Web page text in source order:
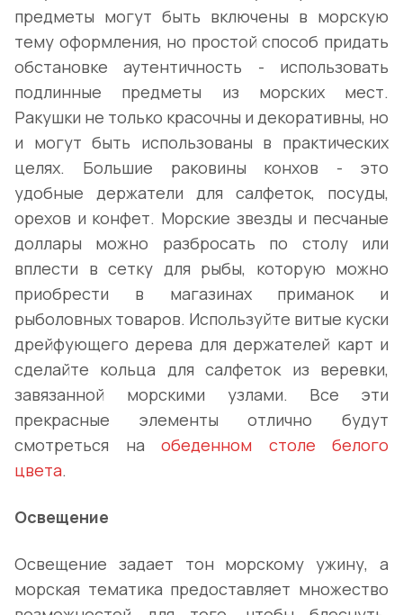
предметы могут быть включены в морскую
тему оформления, но простой способ придать
обстановке аутентичность - использовать
подлинные предметы из морских мест.
Ракушки не только красочны и декоративны, но
и могут быть использованы в практических
целях. Большие раковины конхов - это
удобные держатели для салфеток, посуды,
орехов и конфет. Морские звезды и песчаные
доллары можно разбросать по столу или
вплести в сетку для рыбы, которую можно
приобрести в магазинах приманок и
рыболовных товаров. Используйте витые куски
дрейфующего дерева для держателей карт и
сделайте кольца для салфеток из веревки,
завязанной морскими узлами. Все эти
прекрасные элементы отлично будут
смотреться на обеденном столе белого
цвета.
Освещение
Освещение задает тон морскому ужину, а
морская тематика предоставляет множество